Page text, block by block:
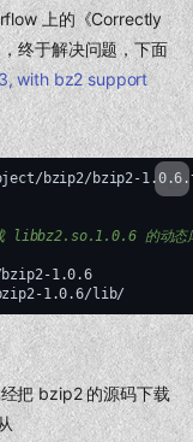
上的《Correctly
终于解决问题，下面
with bz2 support
bzip2/bzip2-
libbz2.so.1.0.6 的动态
1.0.6
把 bzip2 的源码下载